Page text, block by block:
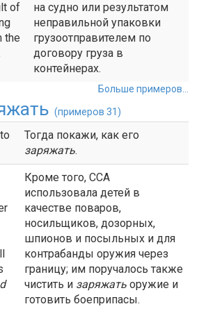
of
the
на судно или результатом
неправильной упаковки
грузоотправителем по
договору груза в
контейнерах.
Больше примеров...
(примеров 31)
Тогда покажи, как его
заряжать.
Кроме того, ССА
использовала детей в
качестве поваров,
носильщиков, дозорных,
шпионов и посыльных и для
контрабанды оружия через
границу; им поручалось также
чистить и заряжать оружие и
готовить боеприпасы.